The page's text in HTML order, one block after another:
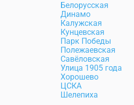
Белорусская
Динамо
Калужская
Кунцевская
Парк Победы
Полежаевская
Савёловская
Улица 1905 года
Хорошево
ЦСКА
Шелепиха